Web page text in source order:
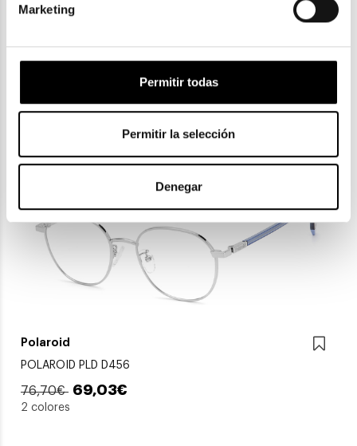
Marketing
Permitir todas
Permitir la selección
Denegar
RAY-BAN RX ROUND GAZE 3947V
108,50€
Polaroid
POLAROID PLD D456
76,70€ 69,03€
2 colores